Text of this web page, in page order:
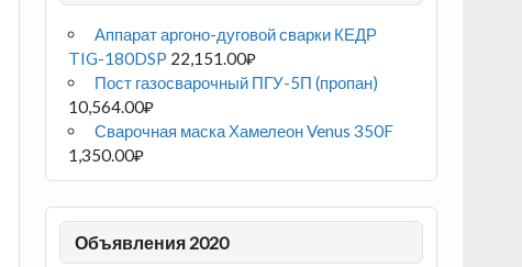
Аппарат аргоно-дуговой сварки КЕДР
TIG-180DSP 22,151.00₽
Пост газосварочный ПГУ-5П (пропан)
10,564.00₽
Сварочная маска Хамелеон Venus 350F
1,350.00₽
Объявления 2020